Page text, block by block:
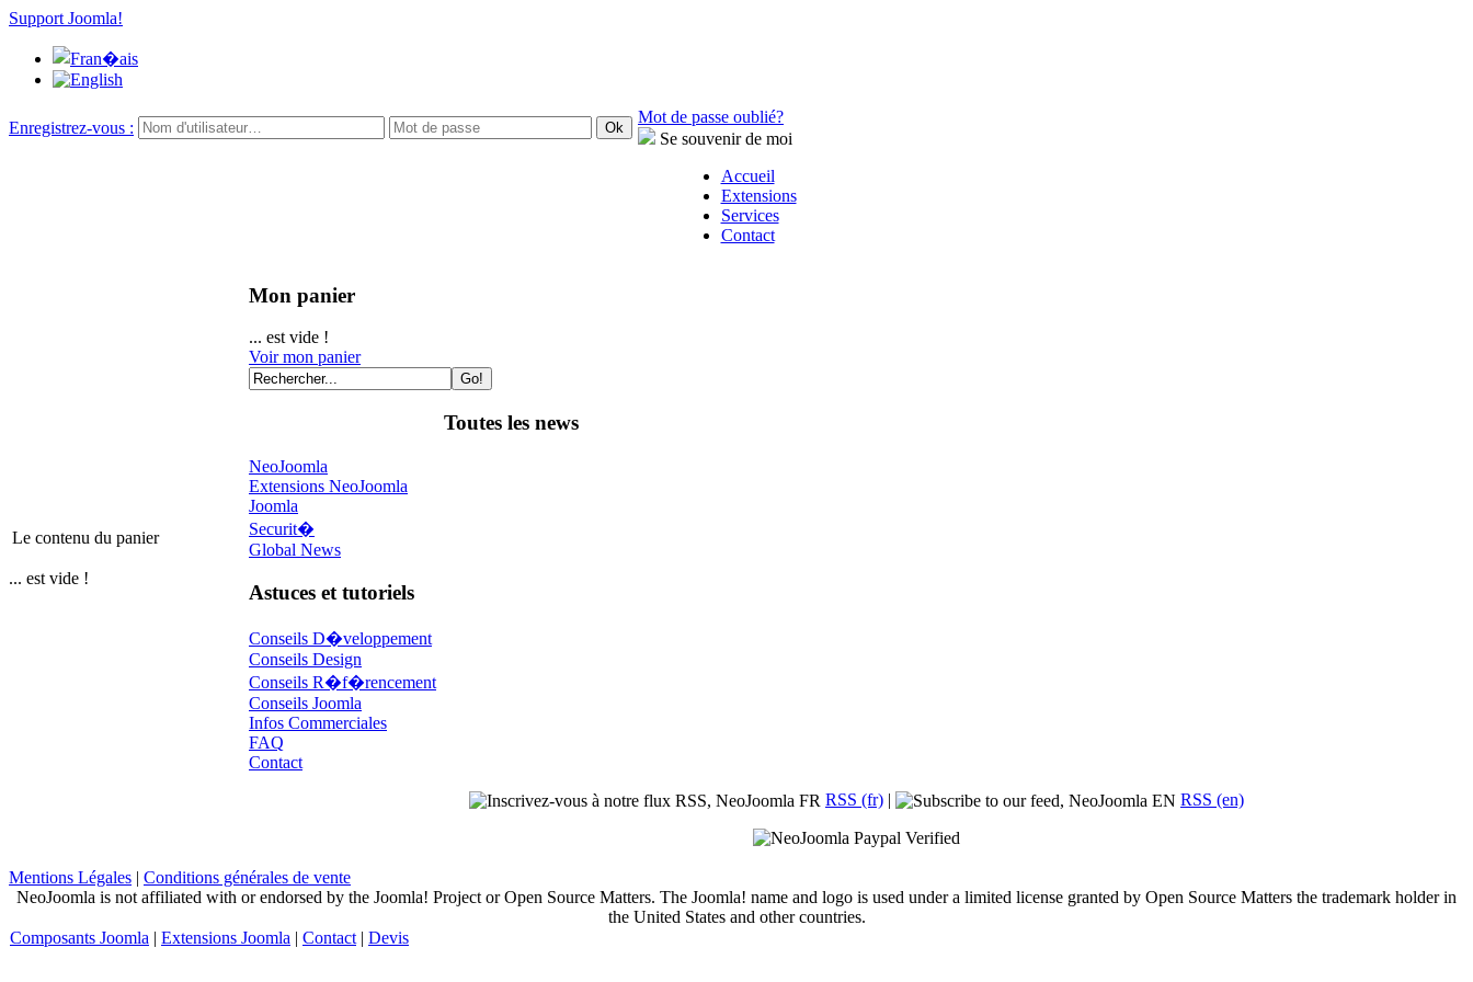
Support Joomla!
Enregistrez-vous :
Mot de passe oublié?
Se souvenir de moi
Accueil
Extensions
Services
Contact
Le contenu du panier
... est vide !
Mon panier
... est vide !
Voir mon panier
Toutes les news
NeoJoomla
Extensions NeoJoomla
Joomla
Securit�
Global News
Astuces et tutoriels
Conseils D�veloppement
Conseils Design
Conseils R�f�rencement
Conseils Joomla
Infos Commerciales
FAQ
Contact
RSS (fr) | RSS (en)
Mentions Légales | Conditions générales de vente
NeoJoomla is not affiliated with or endorsed by the Joomla! Project or Open Source Matters. The Joomla! name and logo is used under a limited license granted by Open Source Matters the trademark holder in
the United States and other countries.
Composants Joomla | Extensions Joomla | Contact | Devis